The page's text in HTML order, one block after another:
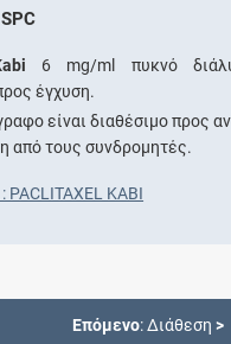
6 mg/ml πυκνό
έγχυση.
είναι διαθέσιμο προς
από τους συνδρομητές.
KABI
Επόμενο: Διάθεση >